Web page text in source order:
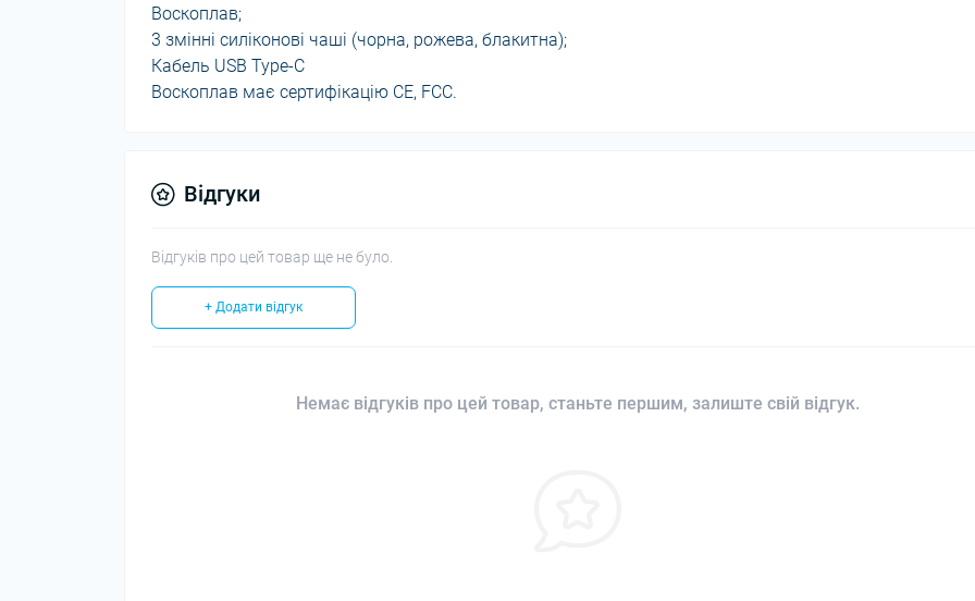
Воскоплав;
3 змінні силіконові чаші (чорна, рожева, блакитна);
Кабель USB Type-C
Воскоплав має сертифікацію CE, FCC.
Відгуки
Відгуків про цей товар ще не було.
+ Додати відгук
Немає відгуків про цей товар, станьте першим, залиште свій відгук.